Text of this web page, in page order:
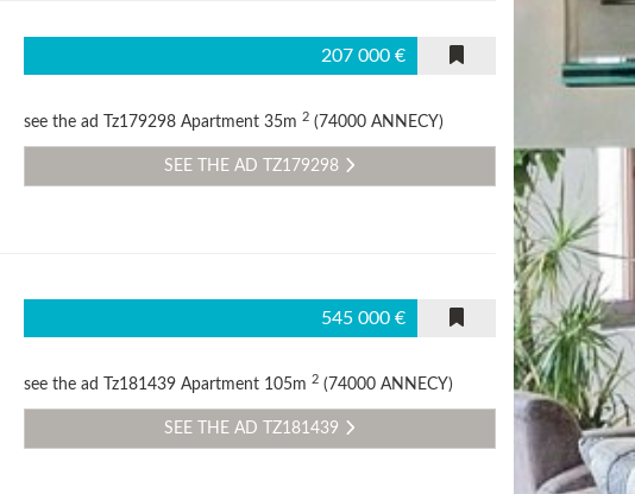
207 000 €
see the ad Tz179298 Apartment 35m 2(74000 ANNECY)
SEE THE AD TZ179298
545 000 €
see the ad Tz181439 Apartment 105m 2(74000 ANNECY)
SEE THE AD TZ181439